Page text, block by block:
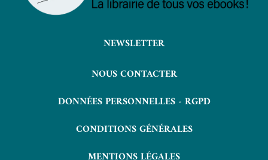
NEWSLETTER
NOUS CONTACTER
DONNÉES PERSONNELLES - RGPD
CONDITIONS GÉNÉRALES